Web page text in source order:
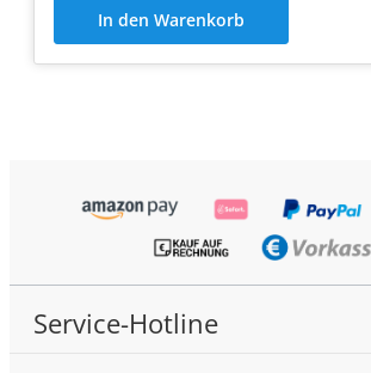
In den Warenkorb
Service-Hotline